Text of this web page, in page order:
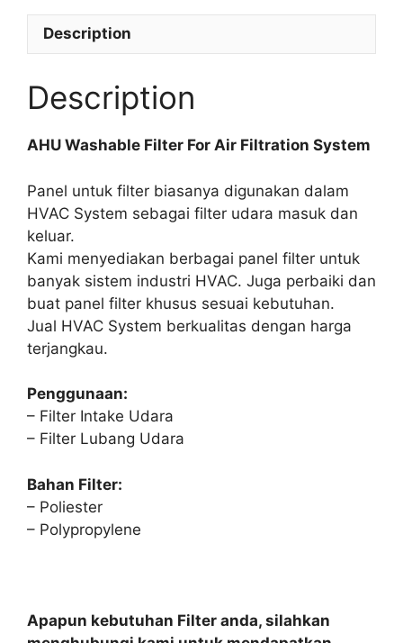
Description
Description
AHU Washable Filter For Air Filtration System
Panel untuk filter biasanya digunakan dalam
HVAC System sebagai filter udara masuk dan
keluar.
Kami menyediakan berbagai panel filter untuk
banyak sistem industri HVAC. Juga perbaiki dan
buat panel filter khusus sesuai kebutuhan.
Jual HVAC System berkualitas dengan harga
terjangkau.
Penggunaan:
– Filter Intake Udara
– Filter Lubang Udara
Bahan Filter:
– Poliester
– Polypropylene
Apapun kebutuhan Filter anda, silahkan